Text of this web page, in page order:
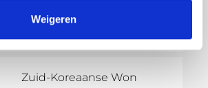
Weigeren
Zuid-Koreaanse Won